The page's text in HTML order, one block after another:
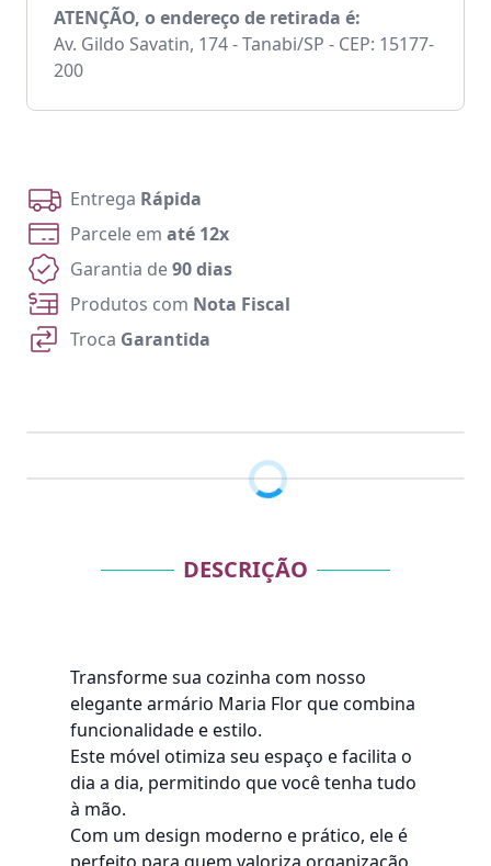
ATENÇÃO, o endereço de retirada é:
Av. Gildo Savatin, 174 - Tanabi/SP - CEP: 15177-
200
Entrega Rápida
Parcele em até 12x
Garantia de90 dias
Produtos com Nota Fiscal
Troca Garantida
DESCRIÇÃO
Transforme sua cozinha com nosso
elegante armário Maria Flor que combina
funcionalidade e estilo.
Este móvel otimiza seu espaço e facilita o
dia a dia, permitindo que você tenha tudo
à mão.
Com um design moderno e prático, ele é